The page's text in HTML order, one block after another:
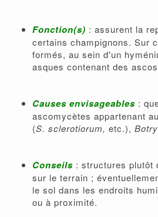
Fonction(s) : assurent la
certains champignons. Sur
formés, au sein d'un
asques contenant des
Causes envisageables :
ascomycètes appartenant
(S. sclerotiorum, etc.),
Conseils : structures plutôt
sur le terrain ;
le sol dans les endroits
ou à proximité.